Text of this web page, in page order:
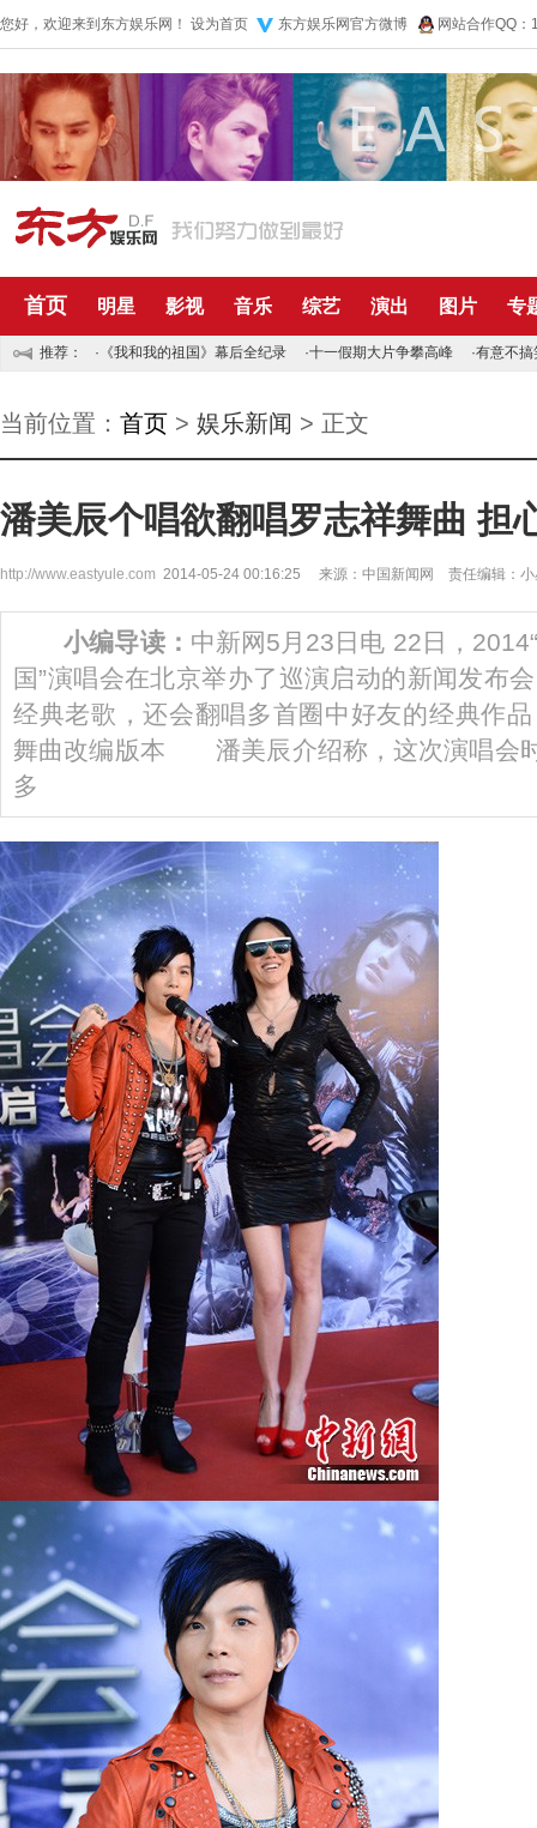
您好，欢迎来到东方娱乐网！ 设为首页 东方娱乐网官方微博 网站合作QQ
首页 明星 影视 音乐 综艺 演出 图片 专
推荐： · 《我和我的祖国》幕后全纪录 ·十一假期大片争攀高峰 ·有意不搞
当前位置： 首页 > 娱乐新闻 > 正文
潘美辰个唱欲翻唱罗志祥舞曲 担
http://www.eastyule.com 2014-05-24 00:16:25 来源：中国新闻网 责任编辑：小
小编导读： 中新网5月23日电 22日，
国”演唱会在北京举办了巡演启动的新闻发布
经典老歌，还会翻唱多首圈中好友的经典作
舞曲改编版本 潘美辰介绍称，这次演唱会
多